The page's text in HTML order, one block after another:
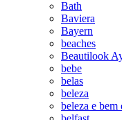
Bath
Baviera
Bayern
beaches
Beautilook
bebe
belas
beleza
beleza e bem